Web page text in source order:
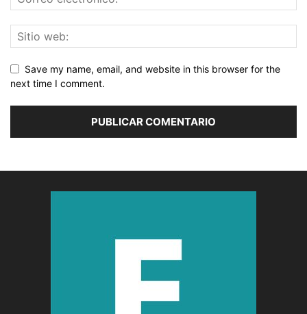
Save my name, email, and website in this browser for the
next time I comment.